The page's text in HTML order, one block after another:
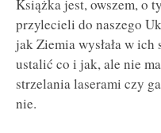
Książka jest, owszem, o
przylecieli do naszego
jak Ziemia wysłała w
ustalić co i jak, ale nie
strzelania laserami czy
nie.